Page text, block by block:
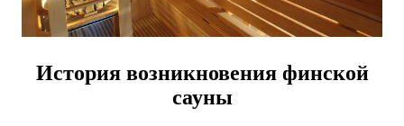
История возникновения финской
сауны